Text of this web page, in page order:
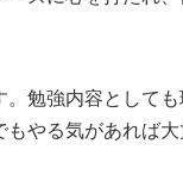
勉強内容として
やる気があれば大